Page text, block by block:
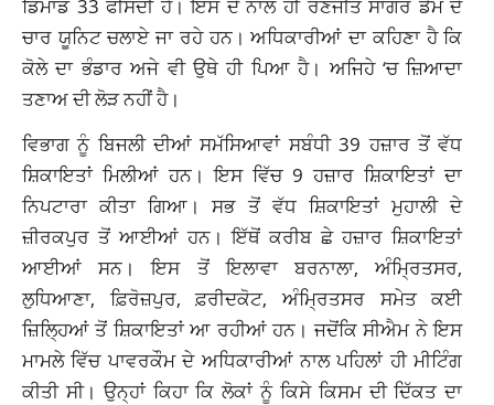
ਚਾਰ ਯੂਨਿਟ ਚਲਾਏ ਜਾ ਰਹੇ ਹਨ। ਅਧਿਕਾਰੀਆਂ ਦਾ ਕਹਿਣਾ ਹੈ ਕਿ
ਕੋਲੇ ਦਾ ਭੰਡਾਰ ਅਜੇ ਵੀ ਉਥੇ ਹੀ ਪਿਆ ਹੈ। ਅਜਿਹੇ ‘ਚ ਜ਼ਿਆਦਾ
ਤਣਾਅ ਦੀ ਲੋੜ ਨਹੀਂ ਹੈ।
ਵਿਭਾਗ ਨੂੰ ਬਿਜਲੀ ਦੀਆਂ ਸਮੱਸਿਆਵਾਂ ਸਬੰਧੀ 39 ਹਜ਼ਾਰ ਤੋਂ ਵੱਧ
ਸ਼ਿਕਾਇਤਾਂਮਿਲੀਆਂ ਹਨ। ਇਸ ਵਿੱਚ 9 ਹਜ਼ਾਰ ਸ਼ਿਕਾਇਤਾਂ ਦਾ
ਨਿਪਟਾਰਾ ਕੀਤਾ ਗਿਆ। ਸਭ ਤੋਂ ਵੱਧ ਸ਼ਿਕਾਇਤਾਂ ਮੁਹਾਲੀ ਦੇ
ਜ਼ੀਰਕਪੁਰ ਤੋਂ ਆਈਆਂ ਹਨ। ਇੱਥੋਂ ਕਰੀਬ ਛੇ ਹਜ਼ਾਰ ਸ਼ਿਕਾਇਤਾਂ
ਆਈਆਂ ਸਨ। ਇਸ ਤੋਂ ਇਲਾਵਾ ਬਰਨਾਲਾ, ਅੰਮ੍ਰਿਤਸਰ,
ਲੁਧਿਆਣਾ, ਫ਼ਿਰੋਜ਼ਪੁਰ, ਫ਼ਰੀਦਕੋਟ, ਅੰਮ੍ਰਿਤਸਰ ਸਮੇਤ ਕਈ
ਜ਼ਿਲ੍ਹਿਆਂ ਤੋਂ ਸ਼ਿਕਾਇਤਾਂ ਆ ਰਹੀਆਂ ਹਨ। ਜਦੋਂਕਿ ਸੀਐਮ ਨੇ ਇਸ
ਮਾਮਲੇ ਵਿੱਚ ਪਾਵਰਕੌਮ ਦੇ ਅਧਿਕਾਰੀਆਂ ਨਾਲ ਪਹਿਲਾਂ ਹੀ ਮੀਟਿੰਗ
ਕੀਤੀ ਸੀ। ਉਨ੍ਹਾਂ ਕਿਹਾ ਕਿ ਲੋਕਾਂ ਨੂੰ ਕਿਸੇ ਕਿਸਮ ਦੀ ਦਿੱਕਤ ਦਾ